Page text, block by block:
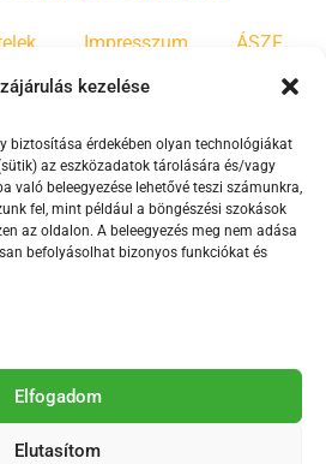
kezelése
biztosítása érdekében olyan technológiákat
az eszközadatok tárolására és/vagy
való beleegyezése lehetővé teszi számunkra,
fel, mint például a böngészési szokások
az oldalon. A beleegyezés meg nem adása
befolyásolhat bizonyos funkciókat és
Elfogadom
Elutasítom
Impresszum ÁSZF
Moderálási szabályzat
tevékenységét a
Mecenatúra program